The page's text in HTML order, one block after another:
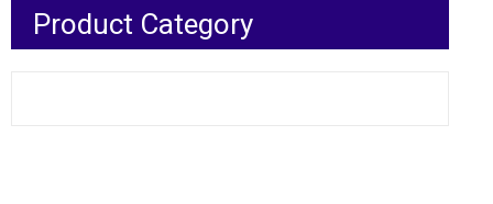
Product Category